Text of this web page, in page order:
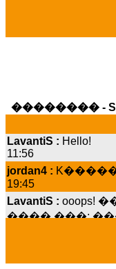
�������� -
11:56
jordan4 :
19:45
LavantiS :
���� ���;
15:07
LavantiS :�����